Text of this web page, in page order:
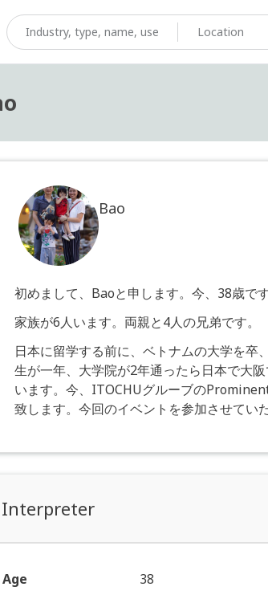
Bao
初めまして、Baoと申します。今、38歳です
家族が6人います。両親と4人の兄弟です。
日本に留学する前に、ベトナムの大学を
生が一年、大学院が2年通ったら日本で大
います。今、ITOCHUグルーブの
致します。今回のイベントを参加させてい
Interpreter
Age 38